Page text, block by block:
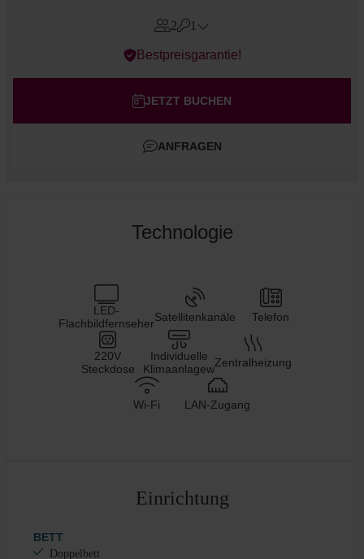
2 1
Errors?
Kinder
Bestpreisgarantie!
JETZT BUCHEN
ANFRAGEN
Technologie
LED-
FlachbildfernseherSatellitenkanäle Telefon
220V
Steckdose
Individuelle
KlimaanlagewZentralheizung
Wi-Fi LAN-Zugang
Einrichtung
BETT
Doppelbett